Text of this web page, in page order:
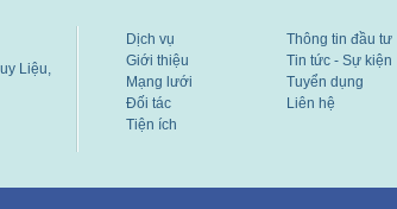
Liệu,
Dịch vụ
Giới thiệu
Mạng lưới
Đối tác
Tiện ích
Thông tin đầu tư
Tin tức - Sự kiện
Tuyển dụng
Liên hệ